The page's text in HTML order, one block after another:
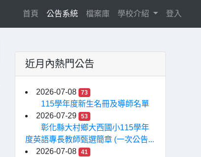
首頁 (current)
公告系統 檔案庫 學校介紹 登入
近月內熱門公告
2026-07-08 73
115學年度新生名冊及導師名單
2026-07-29
53
彰化縣大村鄉大西國小115學年
度英語專長教師甄選簡章 (一次公告...
2026-07-08
41